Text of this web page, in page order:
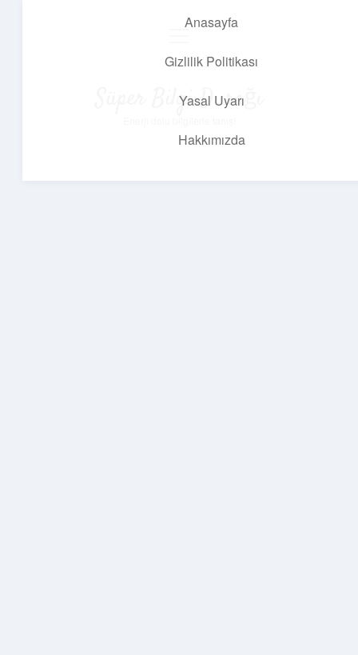
Anasayfa
Gizlilik Politikası
Yasal Uyarı
Hakkımızda
Süper Bilgi Durağı